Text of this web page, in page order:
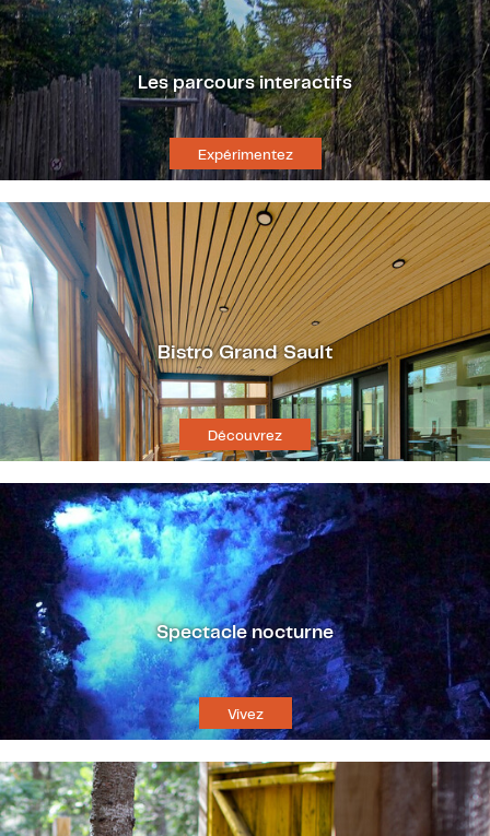
Les parcours interactifs
Expérimentez
Bistro Grand Sault
Découvrez
Spectacle nocturne
Vivez